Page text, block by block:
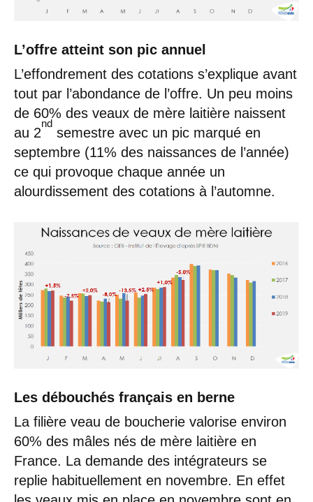
L’offre atteint son pic annuel
L’effondrement des cotations s’explique avant
tout par l’abondance de l’offre. Un peu moins
de 60% des veaux de mère laitière naissent
au 2
nd
semestre avec un pic marqué en
septembre (11% des naissances de l’année)
ce qui provoque chaque année un
alourdissement des cotations à l’automne.
Les débouchés français en berne
La filière veau de boucherie valorise environ
60% des mâles nés de mère laitière en
France. La demande des intégrateurs se
replie habituellement en novembre. En effet